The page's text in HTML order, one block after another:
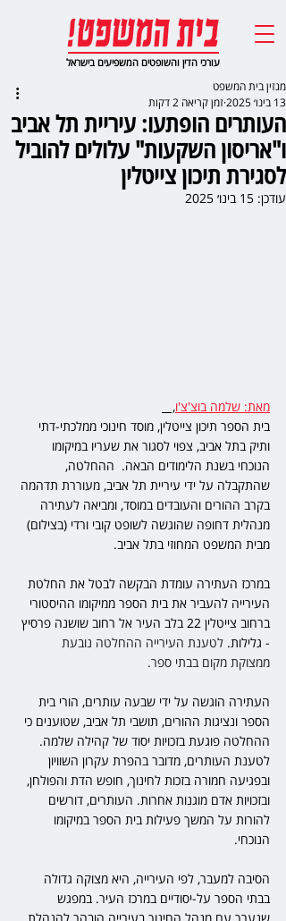
עורכי הדין והשופטים המשפיעים בישראל
העותרים הופתעו: עיריית תל אביב
ו"אריסון השקעות" עלולים להוביל
לסגירת תיכון צייטלין
מגזין בית המשפט
13 בינו׳ 2025
זמן קריאה 2 דקות
עודכן: 15 בינו׳ 2025
מאת: שלמה בוצ'צ'ו,
בית הספר תיכון צייטלין, מוסד חינוכי ממלכתי-דתי
ותיק בתל אביב, צפוי לסגור את שעריו במיקומו
הנוכחי בשנת הלימודים הבאה.  ההחלטה,
שהתקבלה על ידי עיריית תל אביב, מעוררת תדהמה
בקרב ההורים והעובדים במוסד, ומביאה לעתירה
מנהלית דחופה שהוגשה לשופט קובי ורדי (בצילום)
מבית המשפט המחוזי בתל אביב.
במרכז העתירה עומדת הבקשה לבטל את החלטת
העירייה להעביר את בית הספר ממיקומו ההיסטורי
ברחוב צייטלין 22 בלב העיר אל רחוב שושנה פרסיץ
- גלילות. לטענת העירייה ההחלטה נובעת
ממצוקת מקום בבתי ספר.
העתירה הוגשה על ידי שבעה עותרים, הורי בית
הספר ונציגות ההורים, תושבי תל אביב, שטוענים כי
ההחלטה פוגעת בזכויות יסוד של קהילה שלמה.
לטענת העותרים, מדובר בהפרת עקרון השוויון
ובפגיעה חמורה בזכות לחינוך, חופש הדת והפולחן,
ובזכויות אדם מוגנות אחרות. העותרים, דורשים
להורות על המשך פעילות בית הספר במיקומו
הנוכחי.
הסיבה למעבר, לפי העירייה, היא מצוקה גדולה
בבתי הספר על-יסודיים במרכז העיר. במפגש
שנערך עם מנהל החינוך בעירייה הובהר להנהלת